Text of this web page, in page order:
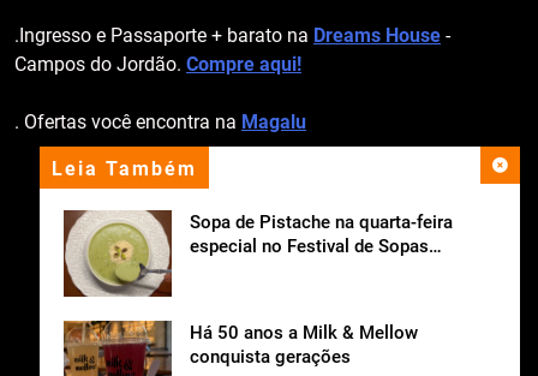
Leia Também
Sopa de Pistache na quarta-feira
especial no Festival de Sopas
Há 50 anos a Milk & Mellow
conquista gerações
.Ingresso e Passaporte + barato na Dreams House -
Campos do Jordão. Compre aqui!
. Ofertas você encontra na Magalu
apoio institucional